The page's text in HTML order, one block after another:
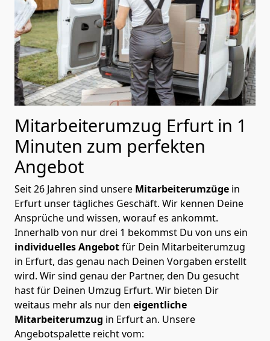
Mitarbeiterumzug Erfurt in 1
Minuten zum perfekten
Angebot
Seit 26 Jahren sind unsere Mitarbeiterumzüge in
Erfurt unser tägliches Geschäft. Wir kennen Deine
Ansprüche und wissen, worauf es ankommt.
Innerhalb von nur drei 1 bekommst Du von uns ein
individuelles Angebotfür Dein Mitarbeiterumzug
in Erfurt, das genau nach Deinen Vorgaben erstellt
wird. Wir sind genau der Partner, den Du gesucht
hast für Deinen Umzug Erfurt. Wir bieten Dir
weitaus mehr als nur den eigentliche
Mitarbeiterumzug in Erfurt an. Unsere
Angebotspalette reicht vom: